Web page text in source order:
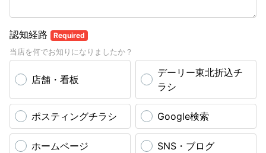
認知経路 Required
当店を何でお知りになりましたか？
店舗・看板
デーリー東北折込チ
ラシ
ポスティングチラシ Google検索
ホームページ SNS・ブログ